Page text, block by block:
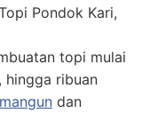
Pondok Kari,
topi mulai
hingga ribuan
dan